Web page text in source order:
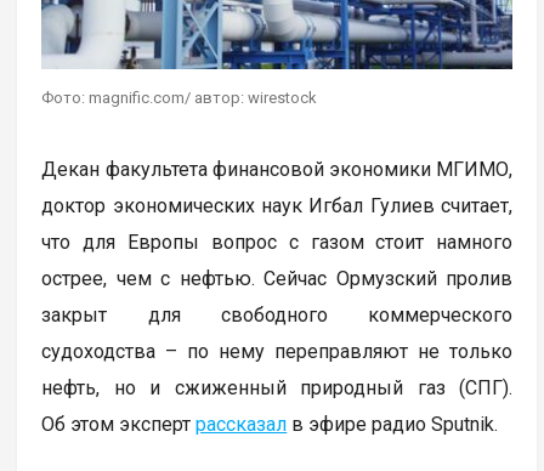
Фото: magnific.com/ автор: wirestock
Декан факультета финансовой экономики МГИМО,
доктор экономических наук Игбал Гулиев считает,
что для Европы вопрос с газом стоит намного
острее, чем с нефтью. Сейчас Ормузский пролив
закрыт для свободного коммерческого
судоходства – по нему переправляют не только
нефть, но и сжиженный природный газ (СПГ).
Об этом экспертрассказал в эфире радио Sputnik.